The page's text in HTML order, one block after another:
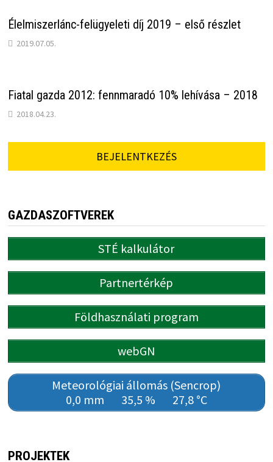
Élelmiszerlánc-felügyeleti díj 2019 – első részlet
2019.07.05.
Fiatal gazda 2012: fennmaradó 10% lehívása – 2018
2018.04.23.
BEJELENTKEZÉS
GAZDASZOFTVEREK
STÉ kalkulátor
Partnertérkép
Földhasználati program
webGN
Meteorológiai állomás (Sencrop)
0,0 mm
35,5 % 27,8 °C
PROJEKTEK